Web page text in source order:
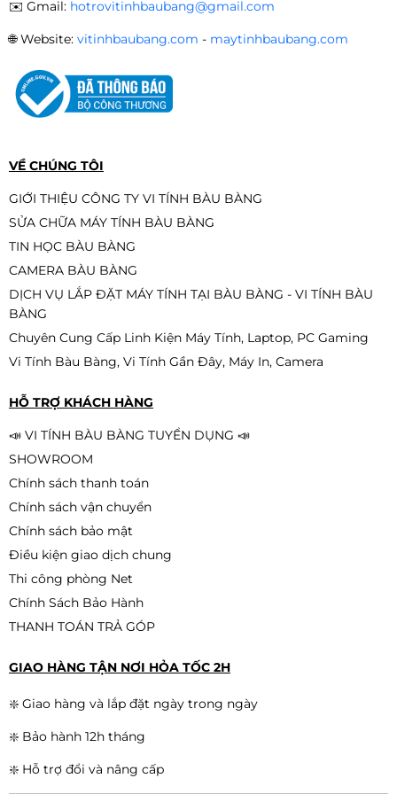
năng vượt trội trong tầm giá
Với 6 nhân 12 luồng, i5-11400F mang đến hiệu suất
Làm việc văn phòng nặng (Excel, phần mềm
doanh nghiệp…)
Thiết kế đồ họa 2D/3D cơ bản
Render video nhẹ, chỉnh sửa clip
TikTok/YouTube
Các tựa game Online/Offline phổ biến
Đây là một trong những CPU
phân khúc tầm trung.
RAM 16GB – Đa nhiệm cực kỳ ổn
định
Với 16GB, máy chạy mượt mà khi:
Mở 20–30 tab Chrome
Chạy Photoshop + Illustrator cùng lúc
Vừa làm việc vừa nghe nhạc, chạy ứng dụng
nền
Đủ tốt cho cả dân văn phòng lẫn người sáng tạo nội
dung.
SSD 256GB – Tốc độ vượt trội
SSD giúp:
Khởi động Windows chỉ 5–8 giây
Mở phần mềm gần như lập tức
dung lượng lớn.
PC/ i5-6500/ Main H110/ Card 1050/
Ram16G / SSD 256G / Nguồn 500W
làm việc, đồ họa và gaming
hình tối ưu cho làm việc & giải trí
✉️ Gmail: hotrovitinhbaubang@gmail.com
🌐Website: vitinhbaubang.com - maytinhbaubang.com
VỀ CHÚNG TÔI
GIỚI THIỆU CÔNG TY VI TÍNH BÀU BÀNG
SỬA CHỮA MÁY TÍNH BÀU BÀNG
TIN HỌC BÀU BÀNG
CAMERA BÀU BÀNG
DỊCH VỤ LẮP ĐẶT MÁY TÍNH TẠI BÀU BÀNG - VI TÍNH BÀU
BÀNG
Chuyên Cung Cấp Linh Kiện Máy Tính, Laptop, PC Gaming
Vi Tính Bàu Bàng, Vi Tính Gần Đây, Máy In, Camera
HỖ TRỢ KHÁCH HÀNG
📣 VI TÍNH BÀU BÀNG TUYỂN DỤNG 📣
SHOWROOM
Chính sách thanh toán
Chính sách vận chuyển
Chính sách bảo mật
Điều kiện giao dịch chung
Thi công phòng Net
Chính Sách Bảo Hành
THANH TOÁN TRẢ GÓP
GIAO HÀNG TẬN NƠI HỎA TỐC 2H
❇️ Giao hàng và lắp đặt ngày trong ngày
❇️ Bảo hành 12h tháng
❇️ Hỗ trợ đổi và nâng cấp